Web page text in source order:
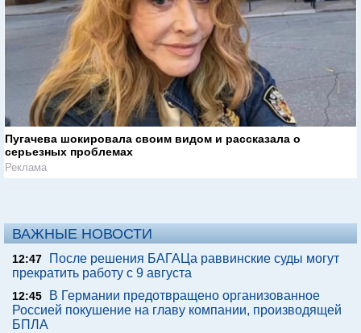
Пугачева шокировала своим видом и рассказала о
серьезных проблемах
Реклама
ВАЖНЫЕ НОВОСТИ
12:47
После решения БАГАЦа раввинские суды могут
прекратить работу с 9 августа
12:45
В Германии предотвращено организованное
Россией покушение на главу компании, производящей
БПЛА